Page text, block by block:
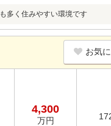
多く住みやすい環境です
お気
4,300
万円